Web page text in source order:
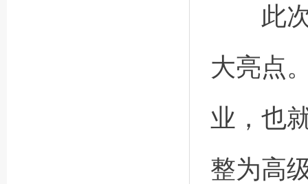
此次
大亮点
业，也
整为高